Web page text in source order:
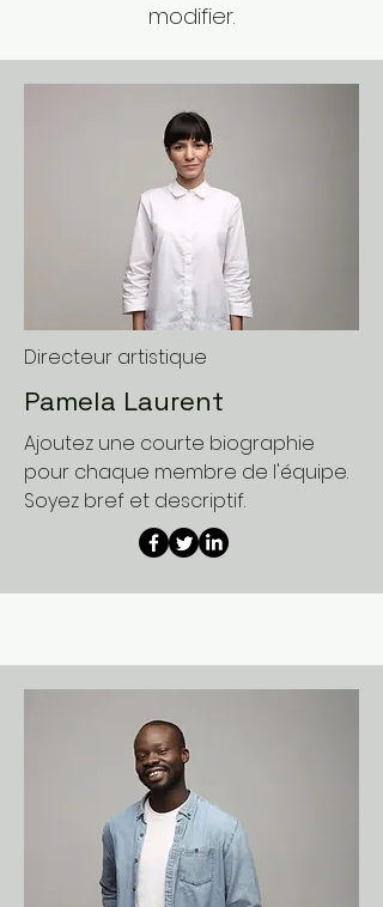
modifier.
Directeur artistique
Pamela Laurent
Ajoutez une courte biographie
pour chaque membre de l'équipe.
Soyez bref et descriptif.